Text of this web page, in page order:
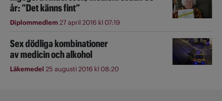
år: ”Det känns fint”
Diplommedlem27 april 2016 kl 07:19
Sex dödliga kombinationer
av medicin och alkohol
Läkemedel 25 augusti 2016 kl 08:20